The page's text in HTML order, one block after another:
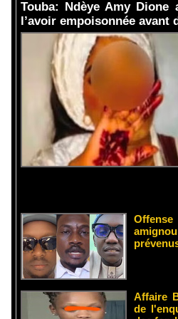
Touba: Ndèye Amy Dione
l’avoir empoisonnée avant
Affaire
de